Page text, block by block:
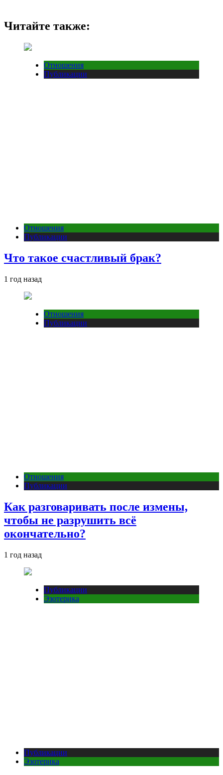
Читайте также:
Отношения
Публикации
Отношения
Публикации
Что такое счастливый брак?
1 год назад
Отношения
Публикации
Отношения
Публикации
Как разговаривать после измены,
чтобы не разрушить всё
окончательно?
1 год назад
Публикации
Эзотерика
Публикации
Эзотерика